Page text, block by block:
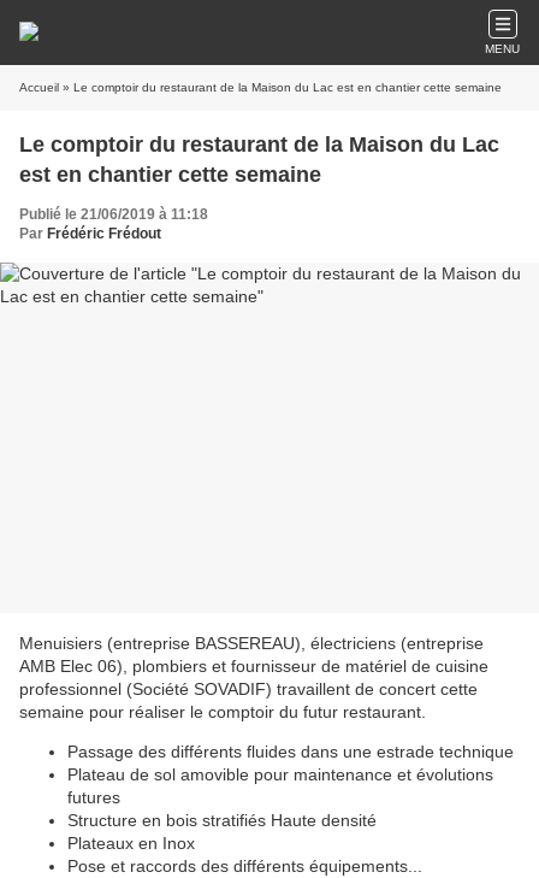
MENU
Accueil » Le comptoir du restaurant de la Maison du Lac est en chantier cette semaine
Le comptoir du restaurant de la Maison du Lac
est en chantier cette semaine
Publié le 21/06/2019 à 11:18
Par Frédéric Frédout
Menuisiers (entreprise BASSEREAU), électriciens (entreprise
AMB Elec 06), plombiers et fournisseur de matériel de cuisine
professionnel (Société SOVADIF) travaillent de concert cette
semaine pour réaliser le comptoir du futur restaurant.
Passage des différents fluides dans une estrade technique
Plateau de sol amovible pour maintenance et évolutions
futures
Structure en bois stratifiés Haute densité
Plateaux en Inox
Pose et raccords des différents équipements...